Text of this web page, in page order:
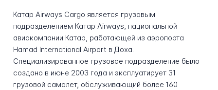
Катар Airways Cargo является грузовым
подразделением Катар Airways, национальной
авиакомпании Катар, работающей из аэропорта
Hamad International Airport в Доха.
Специализированное грузовое подразделение было
создано в июне 2003 года и эксплуатирует 31
грузовой самолет, обслуживающий более 160